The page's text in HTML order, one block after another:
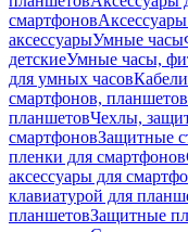
смартфонов
аксессуарыУмные часы
детскиеУмные часы,
для умных часов
смартфонов, планшетов
планшетовЧехлы,
смартфоновЗащитные
пленки для смартфонов
аксессуары для
клавиатурой для
планшетовЗащитные